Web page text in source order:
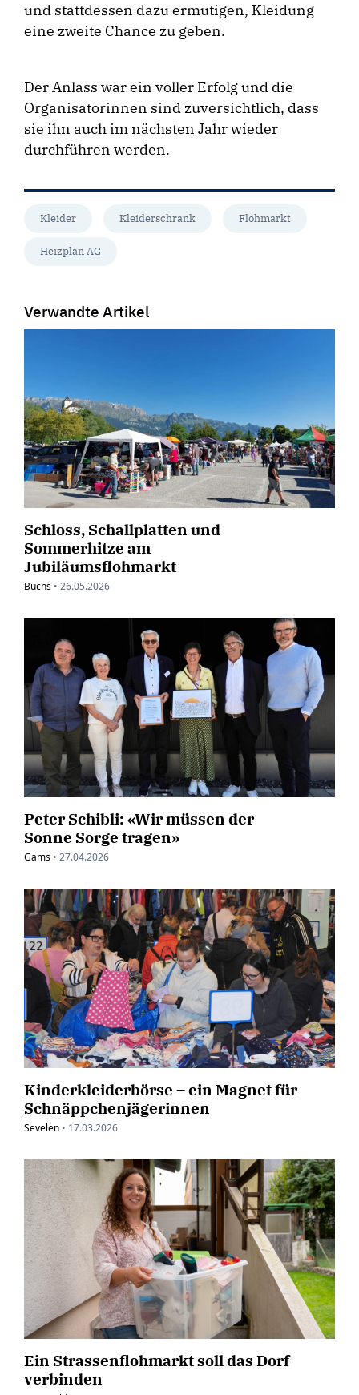
und stattdessen dazu ermutigen, Kleidung
eine zweite Chance zu geben.
Der Anlass war ein voller Erfolg und die
Organisatorinnen sind zuversichtlich, dass
sie ihn auch im nächsten Jahr wieder
durchführen werden.
Kleider Kleiderschrank Flohmarkt
Heizplan AG
Verwandte Artikel
Schloss, Schallplatten und
Sommerhitze am
Jubiläumsflohmarkt
Buchs • 26.05.2026
Peter Schibli: «Wir müssen der
Sonne Sorge tragen»
Gams • 27.04.2026
Kinderkleiderbörse – ein Magnet für
Schnäppchenjägerinnen
Sevelen • 17.03.2026
Ein Strassenflohmarkt soll das Dorf
verbinden